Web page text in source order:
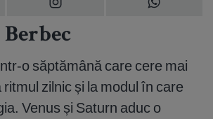
o săptămână care cere mai
zilnic și la modul în care
Venus și Saturn aduc o